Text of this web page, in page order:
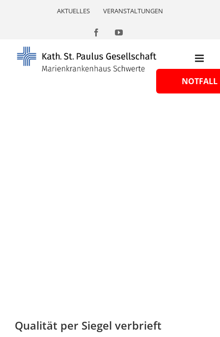
AKTUELLES VERANSTALTUNGEN
FacebookYouTube
Qualität per Siegel verbrieft
NOTFALL